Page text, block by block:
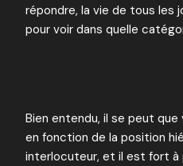
répondre, la vie de tous les
pour voir dans quelle
Bien entendu, il se peut
en fonction de la position
interlocuteur, et il est fort à